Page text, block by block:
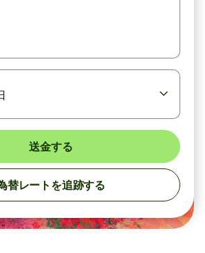
送金する
替レートを追跡する